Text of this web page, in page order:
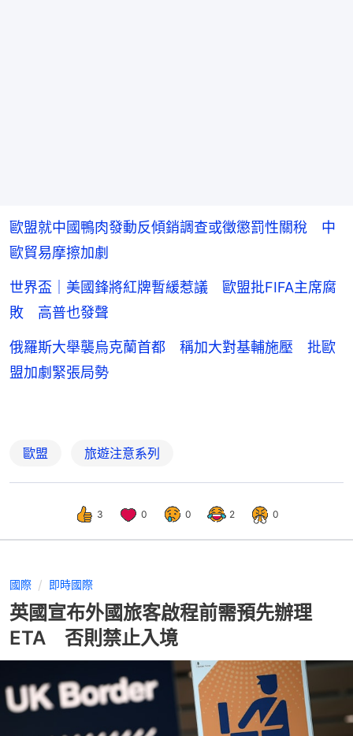
歐盟就中國鴨肉發動反傾銷調查或徵懲罰性關稅 中
歐貿易摩擦加劇
世界盃｜美國鋒將紅牌暫緩惹議 歐盟批FIFA主席腐
敗 高普也發聲
俄羅斯大舉襲烏克蘭首都 稱加大對基輔施壓 批歐
盟加劇緊張局勢
歐盟 旅遊注意系列
3 0 0 2 0
國際 即時國際
英國宣布外國旅客啟程前需預先辦理
ETA 否則禁止入境